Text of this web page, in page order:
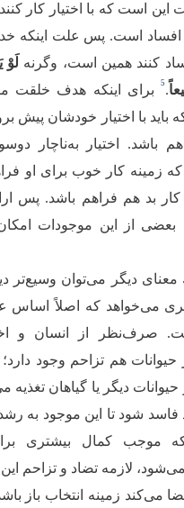
این است كه با اختیار كار كنند
افساد است. پس علت اینكه
كنند همین است، وگرنه لَوْ
.
5
برای اینكه هدف خلقت
باید با اختیار خودشان پیش
باشد. اختیار به‌ناچار
زمینه كار خوب برای او
كار بد هم فراهم باشد. پس
بعضی از این موجودات
معنای دیگر می‌توان وسیع‌تر
می‌خواهد كه اصلاً اساس
صرف‌نظر از انسان و
حیوانات هم تزاحم وجود دارد؛
حیوانات دیگر یا گیاهان تغذیه
فاسد شود تا این موجود به
موجب كمال بیشتری
لازمه تضاد و تزاحم
می‌كند زمینه انتخاب باز